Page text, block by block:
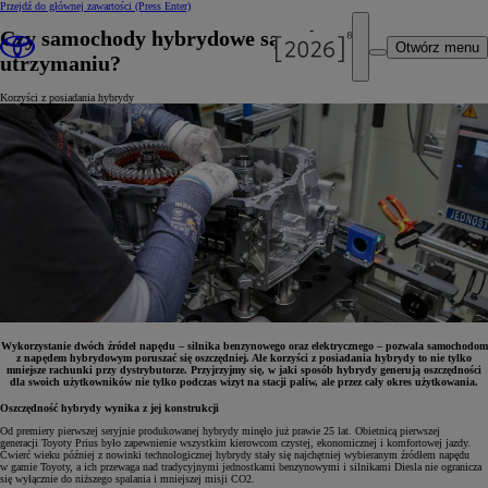
Przejdź do głównej zawartości (Press Enter)
Otwórz menu
Czy samochody hybrydowe są tańsze w
utrzymaniu?
Korzyści z posiadania hybrydy
Wykorzystanie dwóch źródeł napędu – silnika benzynowego oraz elektrycznego – pozwala samochodom
z napędem hybrydowym poruszać się oszczędniej. Ale korzyści z posiadania hybrydy to nie tylko
mniejsze rachunki przy dystrybutorze. Przyjrzyjmy się, w jaki sposób hybrydy generują oszczędności
dla swoich użytkowników nie tylko podczas wizyt na stacji paliw, ale przez cały okres użytkowania.
Oszczędność hybrydy wynika z jej konstrukcji
Od premiery pierwszej seryjnie produkowanej hybrydy minęło już prawie 25 lat. Obietnicą pierwszej
generacji Toyoty Prius było zapewnienie wszystkim kierowcom czystej, ekonomicznej i komfortowej jazdy.
Ćwierć wieku później z nowinki technologicznej hybrydy stały się najchętniej wybieranym źródłem napędu
w gamie Toyoty, a ich przewaga nad tradycyjnymi jednostkami benzynowymi i silnikami Diesla nie ogranicza
się wyłącznie do niższego spalania i mniejszej misji CO2.